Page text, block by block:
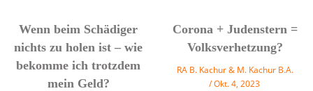
Wenn beim Schädiger
nichts zu holen ist – wie
bekomme ich trotzdem
mein Geld?
Corona + Judenstern =
Volksverhetzung?
RA B. Kachur & M. Kachur B.A.
Okt. 4, 2023